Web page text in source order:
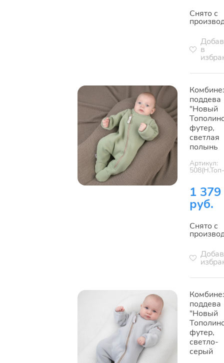
Снято с
в
поддева
"Новый
футер,
светлая
полынь
Артикул:
1 379
руб.
Снято с
поддева
"Новый
футер,
светло-
серый